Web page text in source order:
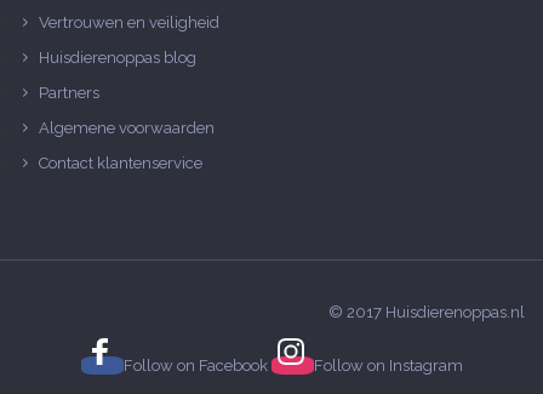
Vertrouwen en veiligheid
Huisdierenoppas blog
Partners
Algemene voorwaarden
Contact klantenservice
© 2017 Huisdierenoppas.nl
Follow on Facebook Follow on Instagram